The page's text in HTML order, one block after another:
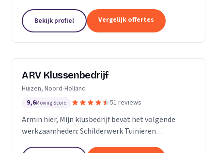
renovatie en aanleggen van een nieuwe badkamer
of...
Bekijk profiel Vergelijk offertes
ARV Klussenbedrijf
Huizen, Noord-Holland
9,6Moving Score 51 reviews
Armin hier, Mijn klusbedrijf bevat het volgende
werkzaamheden: Schilderwerk Tuinieren